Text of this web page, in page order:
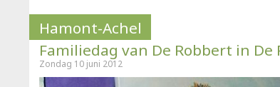
Hamont-Achel
Familiedag van De Robbert in De
Zondag 10 juni 2012